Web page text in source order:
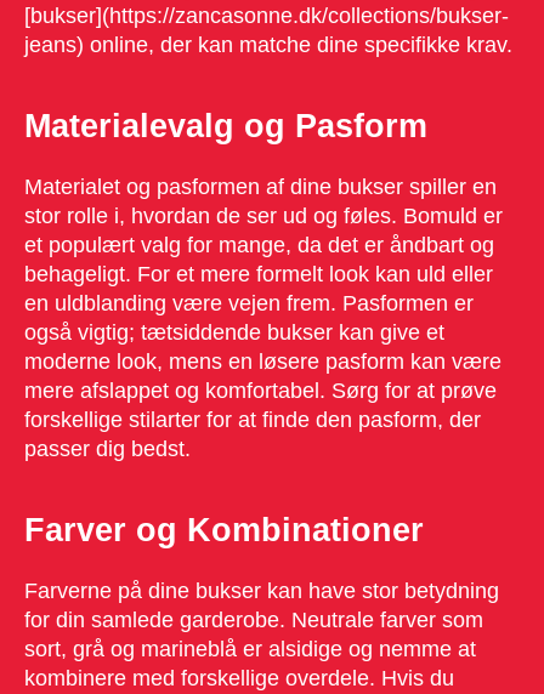
[bukser](https://zancasonne.dk/collections/bukser-
jeans) online, der kan matche dine specifikke krav.
Materialevalg og Pasform
Materialet og pasformen af dine bukser spiller en
stor rolle i, hvordan de ser ud og føles. Bomuld er
et populært valg for mange, da det er åndbart og
behageligt. For et mere formelt look kan uld eller
en uldblanding være vejen frem. Pasformen er
også vigtig; tætsiddende bukser kan give et
moderne look, mens en løsere pasform kan være
mere afslappet og komfortabel. Sørg for at prøve
forskellige stilarter for at finde den pasform, der
passer dig bedst.
Farver og Kombinationer
Farverne på dine bukser kan have stor betydning
for din samlede garderobe. Neutrale farver som
sort, grå og marineblå er alsidige og nemme at
kombinere med forskellige overdele. Hvis du